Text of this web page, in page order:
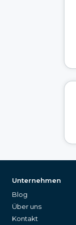
Unternehmen
Blog
Über uns
Kontakt